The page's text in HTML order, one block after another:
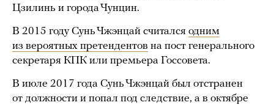
Цзилинь и города Чунцин.
В 2015 году Сунь Чжэнцай считался одним
из вероятных претендентов на пост генерального
секретаря КПК или премьера Госсовета.
В июле 2017 года Сунь Чжэнцай был отстранен
от должности и попал под следствие, а в октябре